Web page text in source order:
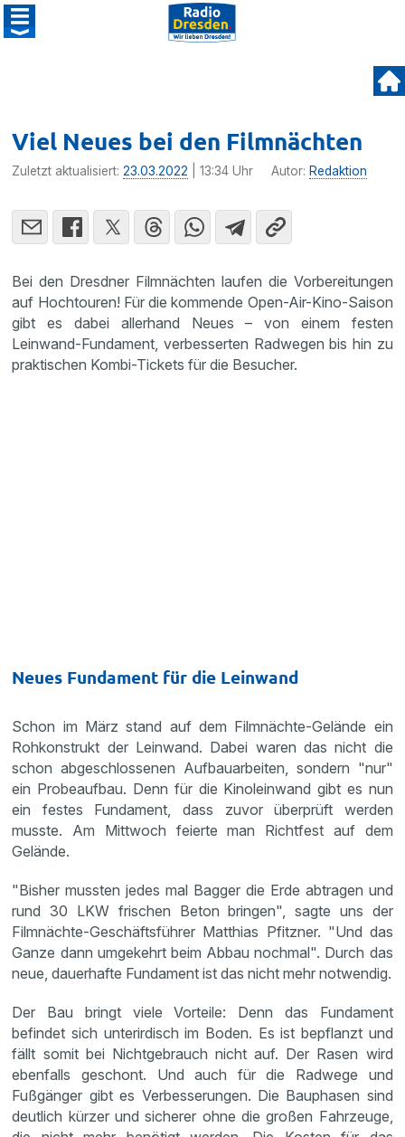
Viel Neues bei den Filmnächten
Zuletzt aktualisiert:23.03.2022 | 13:34 Uhr Autor: Redaktion
Bei den Dresdner Filmnächten laufen die Vorbereitungen
auf Hochtouren! Für die kommende Open-Air-Kino-Saison
gibt es dabei allerhand Neues – von einem festen
Leinwand-Fundament, verbesserten Radwegen bis hin zu
praktischen Kombi-Tickets für die Besucher.
Neues Fundament für die Leinwand
Schon im März stand auf dem Filmnächte-Gelände ein
Rohkonstrukt der Leinwand. Dabei waren das nicht die
schon abgeschlossenen Aufbauarbeiten, sondern "nur"
ein Probeaufbau. Denn für die Kinoleinwand gibt es nun
ein festes Fundament, dass zuvor überprüft werden
musste. Am Mittwoch feierte man Richtfest auf dem
Gelände.
"Bisher mussten jedes mal Bagger die Erde abtragen und
rund 30 LKW frischen Beton bringen", sagte uns der
Filmnächte-Geschäftsführer Matthias Pfitzner. "Und das
Ganze dann umgekehrt beim Abbau nochmal". Durch das
neue, dauerhafte Fundament ist das nicht mehr notwendig.
Der Bau bringt viele Vorteile: Denn das Fundament
befindet sich unterirdisch im Boden. Es ist bepflanzt und
fällt somit bei Nichtgebrauch nicht auf. Der Rasen wird
ebenfalls geschont. Und auch für die Radwege und
Fußgänger gibt es Verbesserungen. Die Bauphasen sind
deutlich kürzer und sicherer ohne die großen Fahrzeuge,